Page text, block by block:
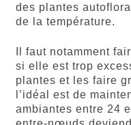
des plantes
de la température.
Il faut notamment
si elle est trop
plantes et les faire
l’idéal est de
ambiantes entre 24